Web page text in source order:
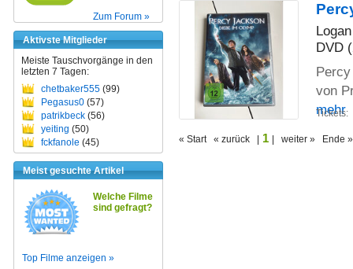
Zum Forum »
Aktivste Mitglieder
Meiste Tauschvorgänge in den
letzten 7 Tagen:
chetbaker555 (99)
Pegasus0 (57)
patrikbeck (56)
yeiting (50)
fckfanole (45)
Meist gesuchte Artikel
Welche Filme
sind gefragt?
Top Filme anzeigen »
DVD
von
mehr
Tickets:
« Start « zurück | 1 | weiter » Ende »